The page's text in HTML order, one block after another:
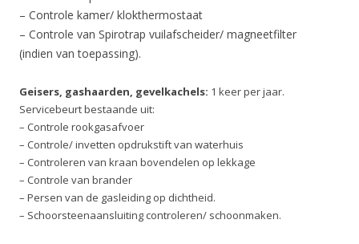
– Controle kamer/ klokthermostaat
– Controle van Spirotrap vuilafscheider/ magneetfilter
(indien van toepassing).
Geisers, gashaarden, gevelkachels: 1 keer per jaar.
Servicebeurt bestaande uit:
– Controle rookgasafvoer
– Controle/ invetten opdrukstift van waterhuis
– Controleren van kraan bovendelen op lekkage
– Controle van brander
– Persen van de gasleiding op dichtheid.
– Schoorsteenaansluiting controleren/ schoonmaken.